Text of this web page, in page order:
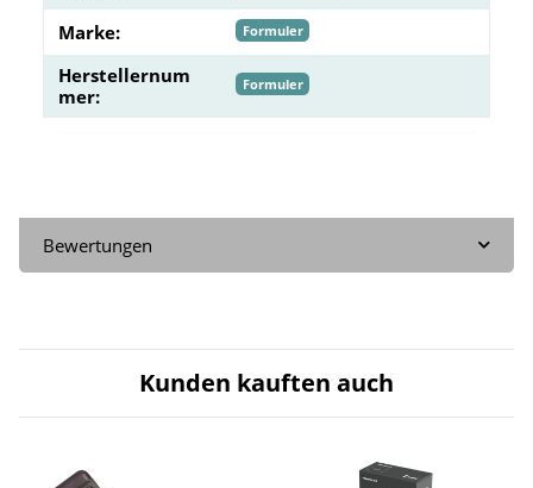
Marke: Formuler
Herstellernum
mer:
Formuler
Bewertungen
Kunden kauften auch